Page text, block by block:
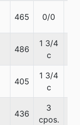
465 0/0
486
1 3/4
c
405
1 3/4
c
436
3
cpos.